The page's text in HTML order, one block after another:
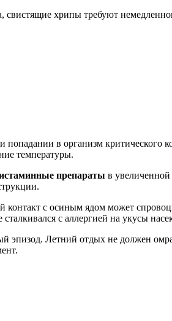
свистящие хрипы требуют
попадании в организм критического
температуры.
препараты в увеличенной
с осиным ядом может
с аллергией на укусы
Летний отдых не должен